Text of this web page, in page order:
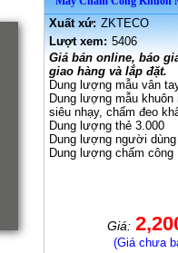
Xuất xứ: ZKTECO
Lượt xem: 5406
Giá bán online, báo
giao hàng và lắp đặt.
Dung lượng mẫu vân
Dung lượng mẫu
siêu nhạy, chấm đeo
Dung lượng thẻ 3.000
Dung lượng người
Dung lượng chấm công
Giá:
(Giá chưa